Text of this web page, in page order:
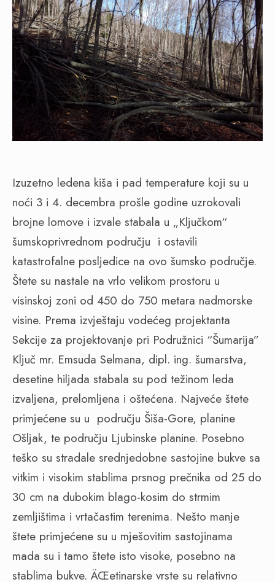
Izuzetno ledena kiša i pad temperature koji su u
noći 3 i 4. decembra prošle godine uzrokovali
brojne lomove i izvale stabala u „Ključkom“
šumskoprivrednom području i ostavili
katastrofalne posljedice na ovo šumsko područje.
Štete su nastale na vrlo velikom prostoru u
visinskoj zoni od 450 do 750 metara nadmorske
visine. Prema izvještaju vodećeg projektanta
Sekcije za projektovanje pri Podružnici “Šumarija”
Ključ mr. Emsuda Selmana, dipl. ing. šumarstva,
desetine hiljada stabala su pod težinom leda
izvaljena, prelomljena i oštećena. Najveće štete
primjećene su u području Šiša-Gore, planine
Ošljak, te području Ljubinske planine. Posebno
teško su stradale srednjedobne sastojine bukve sa
vitkim i visokim stablima prsnog prečnika od 25 do
30 cm na dubokim blago-kosim do strmim
zemljištima i vrtačastim terenima. Nešto manje
štete primjećene su u mješovitim sastojinama
mada su i tamo štete isto visoke, posebno na
stablima bukve. ÄŒetinarske vrste su relativno